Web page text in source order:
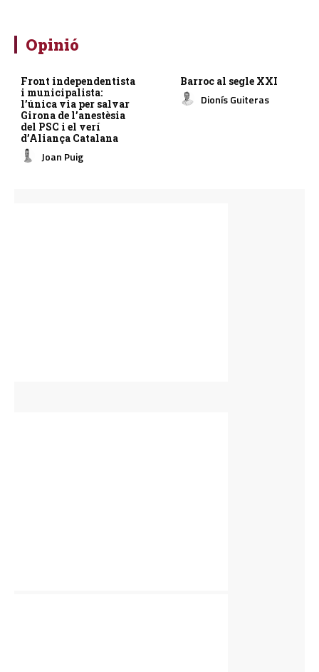
Opinió
Front independentista
i municipalista:
l’única via per salvar
Girona de l’anestèsia
del PSC i el verí
d’Aliança Catalana
Joan Puig
Barroc al segle XXI
Dionís Guiteras